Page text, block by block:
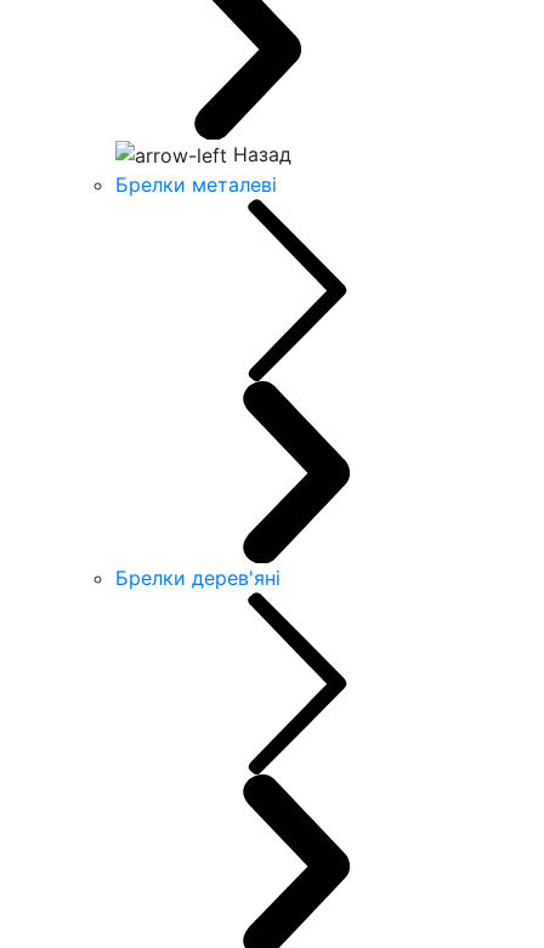
Назад
Брелки металеві
Брелки дерев'яні